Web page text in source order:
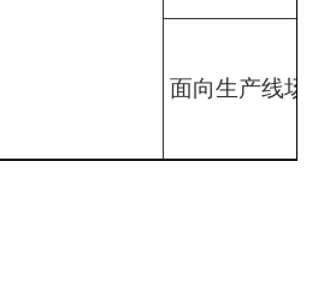
面向生产线场